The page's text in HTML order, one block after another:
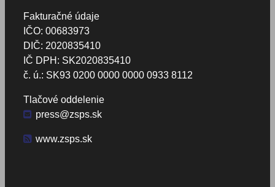
Fakturačné údaje
IČO: 00683973
DIČ: 2020835410
IČ DPH: SK2020835410
č. ú.: SK93 0200 0000 0000 0933 8112
Tlačové oddelenie
press@zsps.sk
www.zsps.sk